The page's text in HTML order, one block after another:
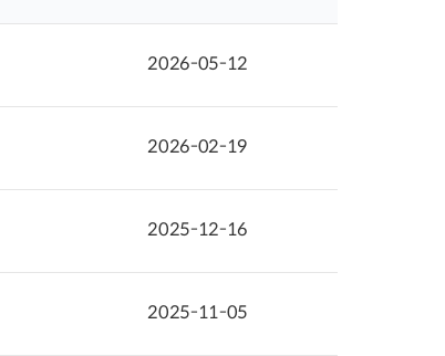
2026-05-12
2026-02-19
2025-12-16
2025-11-05